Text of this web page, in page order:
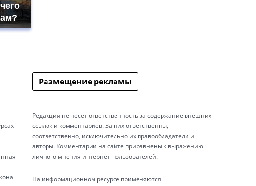
Размещение рекламы
Редакция не несет ответственность за содержание внешних
ссылок и комментариев. За них ответственны,
соответственно, исключительно их правообладатели и
авторы. Комментарии на сайте приравнены к выражению
личного мнения интернет-пользователей.
На информационном ресурсе применяются